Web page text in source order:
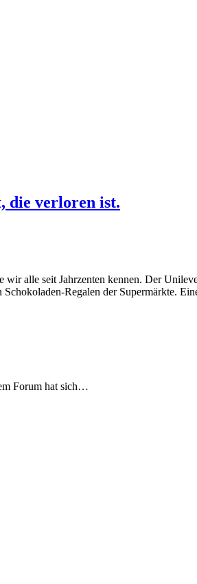
die verloren ist.
alle seit Jahrzenten kennen. Der
Regalen der Supermärkte.
Forum hat sich…